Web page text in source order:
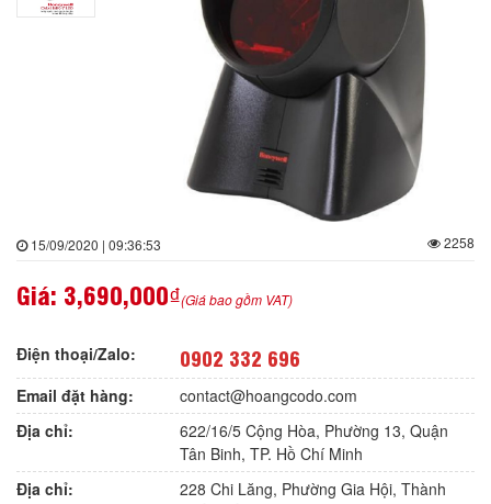
15/09/2020 | 09:36:53 2258
Giá: 3,690,000₫(Giá bao gồm VAT)
Điện thoại/Zalo: 0902 332 696
Email đặt hàng:
contact@hoangcodo.com
Địa chỉ:
622/16/5 Cộng Hòa, Phường 13, Quận
Tân Binh, TP. Hồ Chí Minh
Địa chỉ:
228 Chi Lăng, Phường Gia Hội, Thành